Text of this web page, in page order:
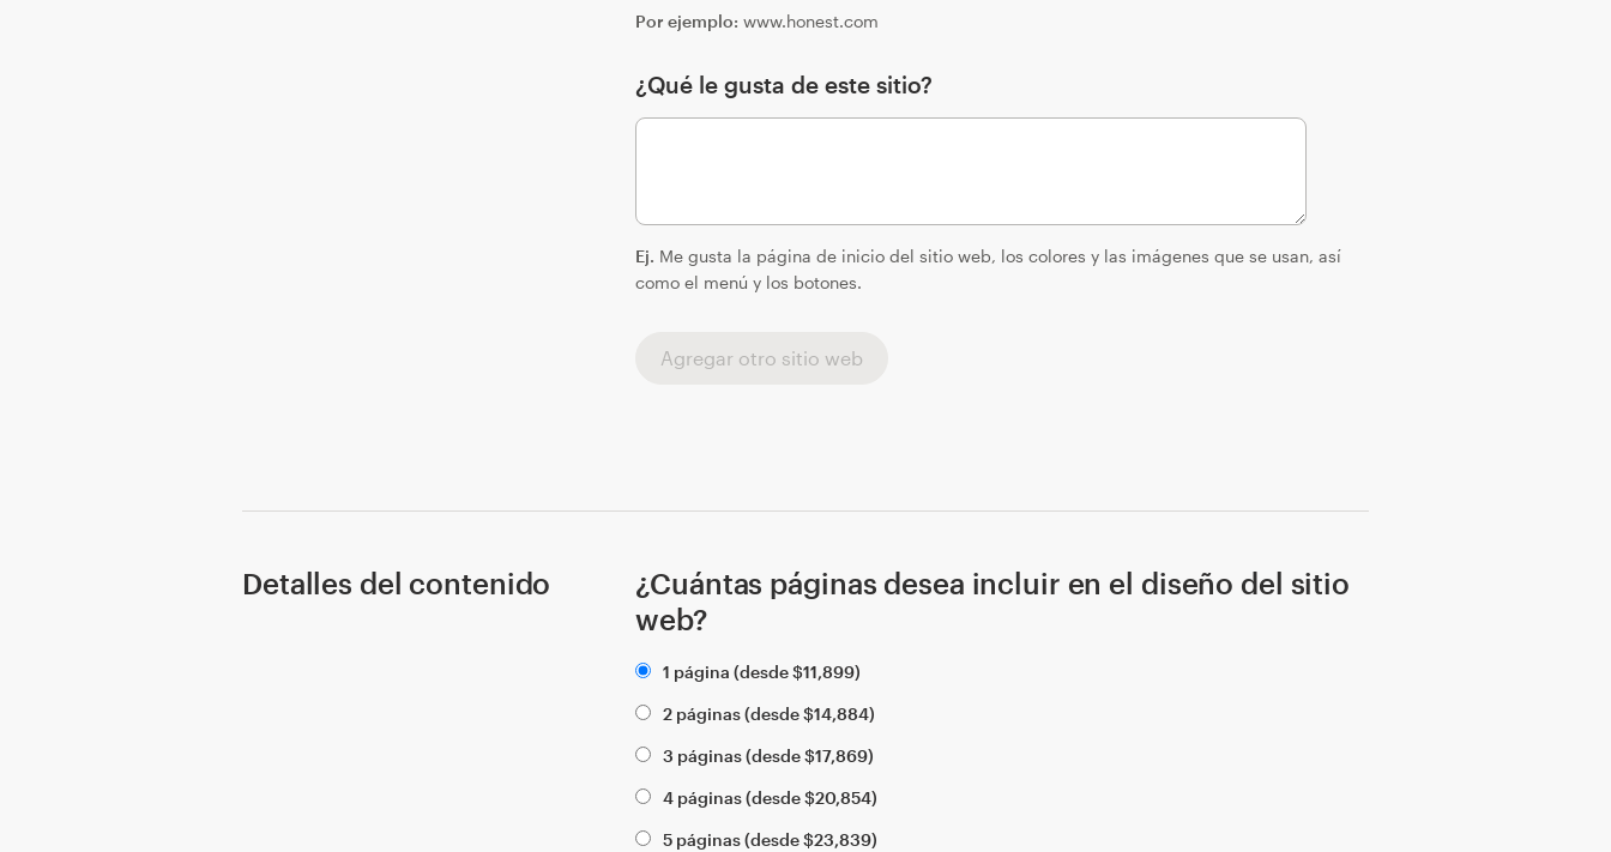
Por ejemplo: www.honest.com
¿Qué le gusta de este sitio?
Ej. Me gusta la página de inicio del sitio web, los colores y las imágenes que se usan, así
como el menú y los botones.
Agregar otro sitio web
Detalles del contenido
¿Cuántas páginas desea incluir en el diseño del sitio
web?
1 página (desde$11,899)
2 páginas (desde$14,884)
3 páginas (desde$17,869)
4 páginas (desde$20,854)
5 páginas (desde$23,839)